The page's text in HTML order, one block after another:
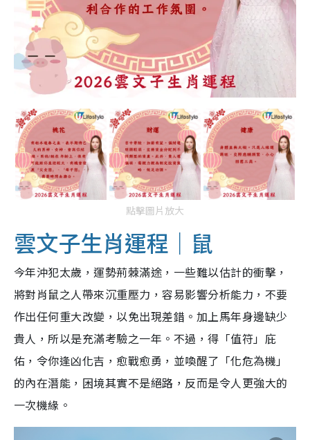
點擊圖片放大
雲文子生肖運程｜鼠
今年沖犯太歲，運勢荊棘滿途，一些難以估計的衝擊，
將對肖鼠之人帶來沉重壓力，容易影響分析能力，不要
作出任何重大改變，以免出現差錯。加上馬年身邊缺少
貴人，所以是充滿考驗之一年。不過，得「值符」庇
佑，令你逢凶化吉，愈戰愈勇，並喚醒了「化危為機」
的內在潛能，困境其實不是絕路，反而是令人更強大的
一次機緣。